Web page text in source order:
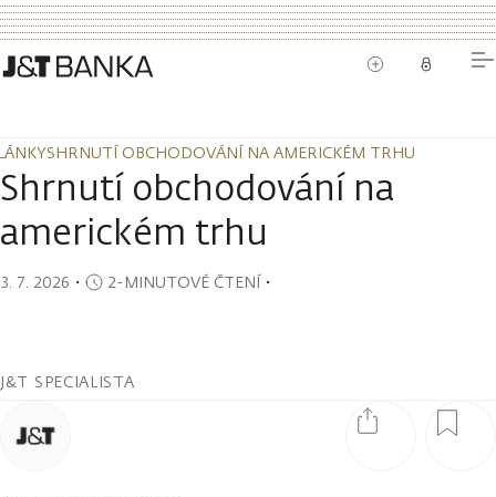
SHRNUTÍ OBCHODOVÁNÍ NA AMERICKÉM TRHU
SHRNUTÍ OBCHODOVÁNÍ NA AMERICKÉM TRHU
Shrnutí obchodování na
americkém trhu
3. 7. 2026 ・ 2-MINUTOVÉ ČTENÍ・
J&T SPECIALISTA